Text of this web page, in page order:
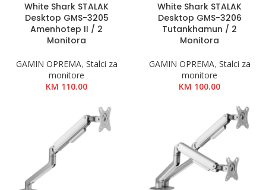
White Shark STALAK
Desktop GMS-3205
Amenhotep II / 2
Monitora
GAMIN OPREMA, Stalci za
monitore
KM 110.00
White Shark STALAK
Desktop GMS-3206
Tutankhamun / 2
Monitora
GAMIN OPREMA, Stalci za
monitore
KM 100.00